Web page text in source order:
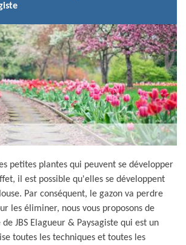
petites plantes qui peuvent se développer
il est possible qu'elles se développent
Par conséquent, le gazon va perdre
les éliminer, nous vous proposons de
JBS Elagueur & Paysagiste qui est un
toutes les techniques et toutes les